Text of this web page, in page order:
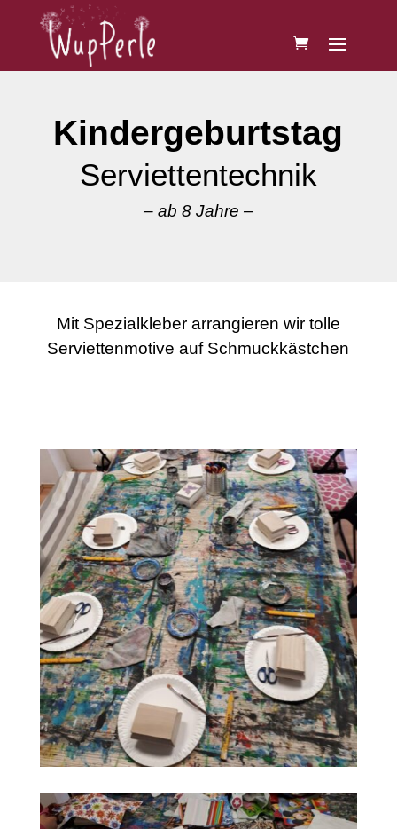
Kindergeburtstag
Serviettentechnik
– ab 8 Jahre –
Mit Spezialkleber arrangieren wir tolle
Serviettenmotive auf Schmuckkästchen